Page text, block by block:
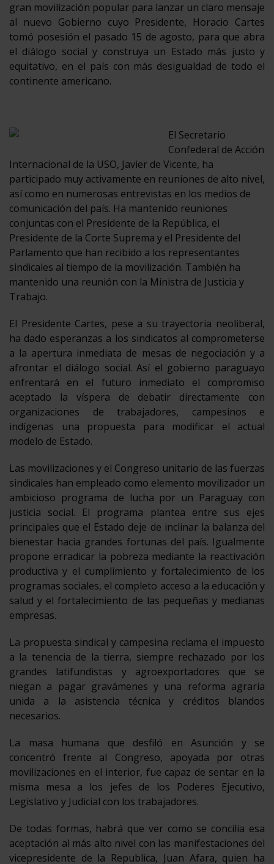
gran movilización popular para lanzar un claro mensaje
al nuevo Gobierno cuyo Presidente, Horacio Cartes
tomó posesión el pasado 15 de agosto, para que abra
el diálogo social y construya un Estado más justo y
equitativo, en el país con más desigualdad de todo el
continente americano.
El Secretario
Confederal de Acción
Internacional de la USO, Javier de Vicente, ha
participado muy activamente en reuniones de alto nivel,
así como en numerosas entrevistas en los medios de
comunicación del país. Ha mantenido reuniones
conjuntas con el Presidente de la República, el
Presidente de la Corte Suprema y el Presidente del
Parlamento que han recibido a los representantes
sindicales al tiempo de la movilización. También ha
mantenido una reunión con la Ministra de Justicia y
Trabajo.
El Presidente Cartes, pese a su trayectoria neoliberal,
ha dado esperanzas a los sindicatos al comprometerse
a la apertura inmediata de mesas de negociación y a
afrontar el diálogo social. Así el gobierno paraguayo
enfrentará en el futuro inmediato el compromiso
aceptado la víspera de debatir directamente con
organizaciones de trabajadores, campesinos e
indígenas una propuesta para modificar el actual
modelo de Estado.
Las movilizaciones y el Congreso unitario de las fuerzas
sindicales han empleado como elemento movilizador un
ambicioso programa de lucha por un Paraguay con
justicia social. El programa plantea entre sus ejes
principales que el Estado deje de inclinar la balanza del
bienestar hacia grandes fortunas del país. Igualmente
propone erradicar la pobreza mediante la reactivación
productiva y el cumplimiento y fortalecimiento de los
programas sociales, el completo acceso a la educación y
salud y el fortalecimiento de las pequeñas y medianas
empresas.
La propuesta sindical y campesina reclama el impuesto
a la tenencia de la tierra, siempre rechazado por los
grandes latifundistas y agroexportadores que se
niegan a pagar gravámenes y una reforma agraria
unida a la asistencia técnica y créditos blandos
necesarios.
La masa humana que desfiló en Asunción y se
concentró frente al Congreso, apoyada por otras
movilizaciones en el interior, fue capaz de sentar en la
misma mesa a los jefes de los Poderes Ejecutivo,
Legislativo y Judicial con los trabajadores.
De todas formas, habrá que ver como se concilia esa
aceptación al más alto nivel con las manifestaciones del
vicepresidente de la Republica, Juan Afara, quien ha